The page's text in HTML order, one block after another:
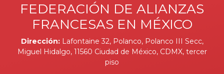
FEDERACIÓN DE ALIANZAS
FRANCESAS EN MÉXICO
Dirección: Lafontaine 32, Polanco, Polanco III Secc,
Miguel Hidalgo, 11560 Ciudad de México, CDMX, tercer
piso